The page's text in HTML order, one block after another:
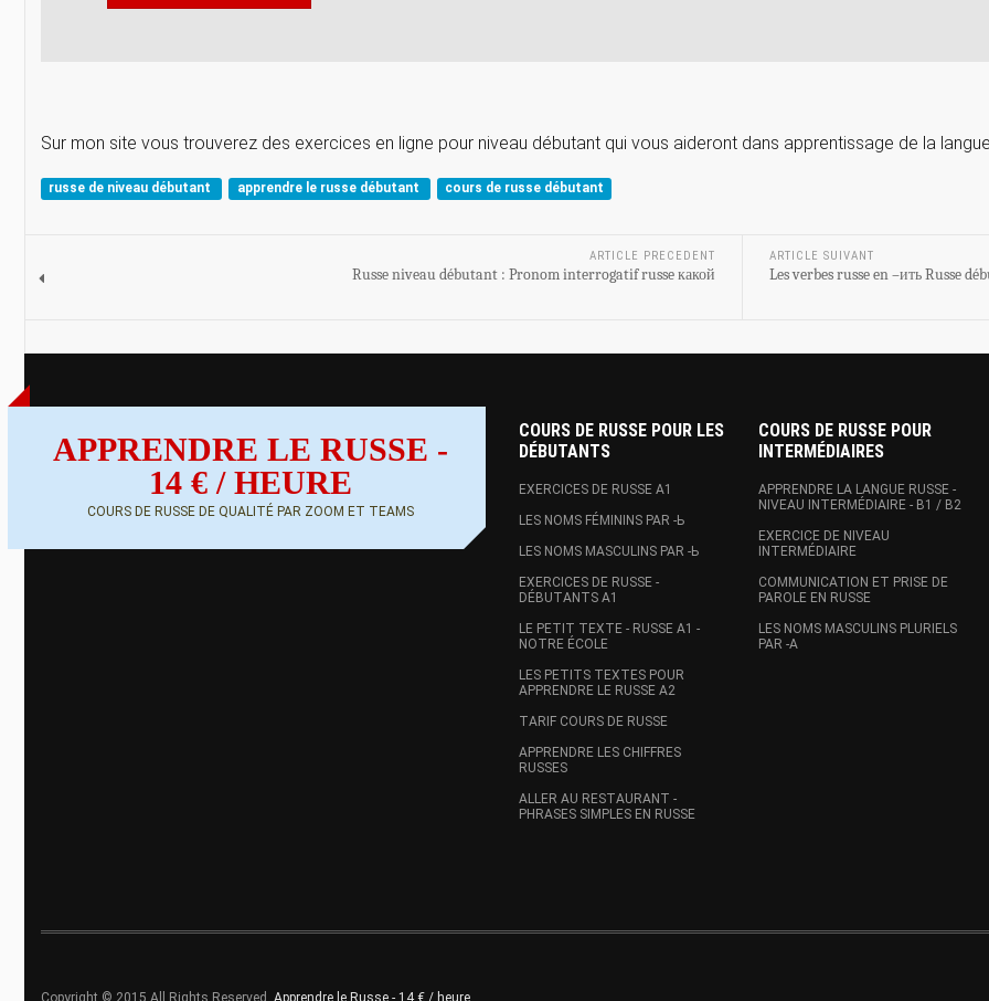
Sur mon site vous trouverez des exercices en ligne pour niveau débutant qui vous aideront dans apprentissage de la
russe de niveau débutant apprendre le russe débutant cours de russe débutant
ARTICLE PRECEDENT
Russe niveau débutant : Pronom interrogatif russe какой
ARTICLE SUIVANT
Les verbes russe en –ить Russe
APPRENDRE LE RUSSE -
14 € / HEURE
COURS DE RUSSE DE QUALITÉ PAR ZOOM ET TEAMS
COURS DE RUSSE POUR LES
DÉBUTANTS
EXERCICES DE RUSSE A1
LES NOMS FÉMININS PAR -Ь
LES NOMS MASCULINS PAR -Ь
EXERCICES DE RUSSE -
DÉBUTANTS A1
LE PETIT TEXTE - RUSSE A1 -
NOTRE ÉCOLE
LES PETITS TEXTES POUR
APPRENDRE LE RUSSE A2
TARIF COURS DE RUSSE
APPRENDRE LES CHIFFRES
RUSSES
ALLER AU RESTAURANT -
PHRASES SIMPLES EN RUSSE
COURS DE RUSSE POUR
INTERMÉDIAIRES
APPRENDRE LA LANGUE RUSSE -
NIVEAU INTERMÉDIAIRE - B1 / B2
EXERCICE DE NIVEAU
INTERMÉDIAIRE
COMMUNICATION ET PRISE DE
PAROLE EN RUSSE
LES NOMS MASCULINS PLURIELS
PAR -A
Copyright © 2015 All Rights Reserved. Apprendre le Russe - 14 € / heure